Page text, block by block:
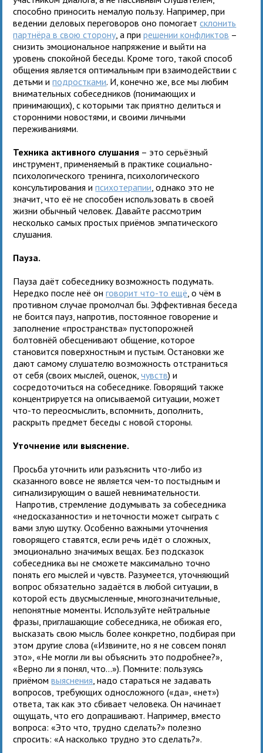
способно приносить немалую пользу. Например, при
ведении деловых переговоров оно помогаетсклонить
партнёра в свою сторону , а прирешении конфликтов –
снизить эмоциональное напряжение и выйти на
уровень спокойной беседы. Кроме того, такой способ
общения является оптимальным при взаимодействии с
детьми иподростками. И, конечно же, все мы любим
внимательных собеседников (понимающих и
принимающих), с которыми так приятно делиться и
сторонними новостями, и своими личными
переживаниями.
Техника активного слушания – это серьёзный
инструмент, применяемый в практике социально-
психологического тренинга, психологического
консультирования ипсихотерапии , однако это не
значит, что её не способен использовать в своей
жизни обычный человек. Давайте рассмотрим
несколько самых простых приёмов эмпатического
слушания.
Пауза.
Пауза даёт собеседнику возможность подумать.
Нередко после неё онговорит что-то ещё , о чём в
противном случае промолчал бы. Эффективная беседа
не боится пауз, напротив, постоянное говорение и
заполнение «пространства» пустопорожней
болтовнёй обесценивают общение, которое
становится поверхностным и пустым. Остановки же
дают самому слушателю возможность отстраниться
от себя (своих мыслей, оценок,чувств) и
сосредоточиться на собеседнике. Говорящий также
концентрируется на описываемой ситуации, может
что-то переосмыслить, вспомнить, дополнить,
раскрыть предмет беседы с новой стороны.
Уточнение или выяснение.
Просьба уточнить или разъяснить что-либо из
сказанного вовсе не является чем-то постыдным и
сигнализирующим о вашей невнимательности.
Напротив, стремление додумывать за собеседника
«недосказанности» и неточности может сыграть с
вами злую шутку. Особенно важными уточнения
говорящего ставятся, если речь идёт о сложных,
эмоционально значимых вещах. Без подсказок
собеседника вы не сможете максимально точно
понять его мыслей и чувств. Разумеется, уточняющий
вопрос обязательно задаётся в любой ситуации, в
которой есть двусмысленные, многозначительные,
непонятные моменты. Используйте нейтральные
фразы, приглашающие собеседника, не обижая его,
высказать свою мысль более конкретно, подбирая при
этом другие слова («Извините, но я не совсем понял
это», «Не могли ли вы объяснить это подробнее?»,
«Верно ли я понял, что…»). Помните: пользуясь
приёмомвыяснения , надо стараться не задавать
вопросов, требующих односложного («да», «нет»)
ответа, так как это сбивает человека. Он начинает
ощущать, что его допрашивают. Например, вместо
вопроса: «Это что, трудно сделать?» полезно
спросить: «А насколько трудно это сделать?».